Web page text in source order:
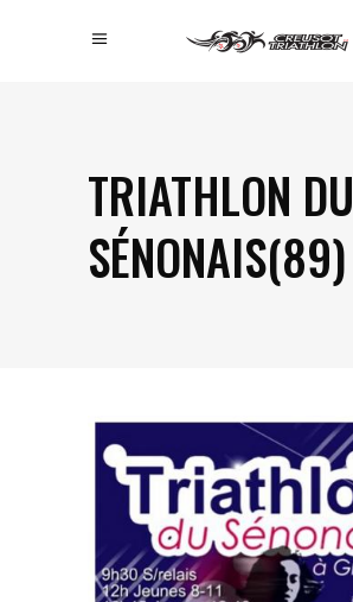
TRIATHLON DU
SÉNONAIS(89)